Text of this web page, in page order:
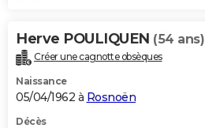
Herve POULIQUEN (54 ans)
Créer une cagnotte obsèques
Naissance
05/04/1962 à Rosnoën
Décès